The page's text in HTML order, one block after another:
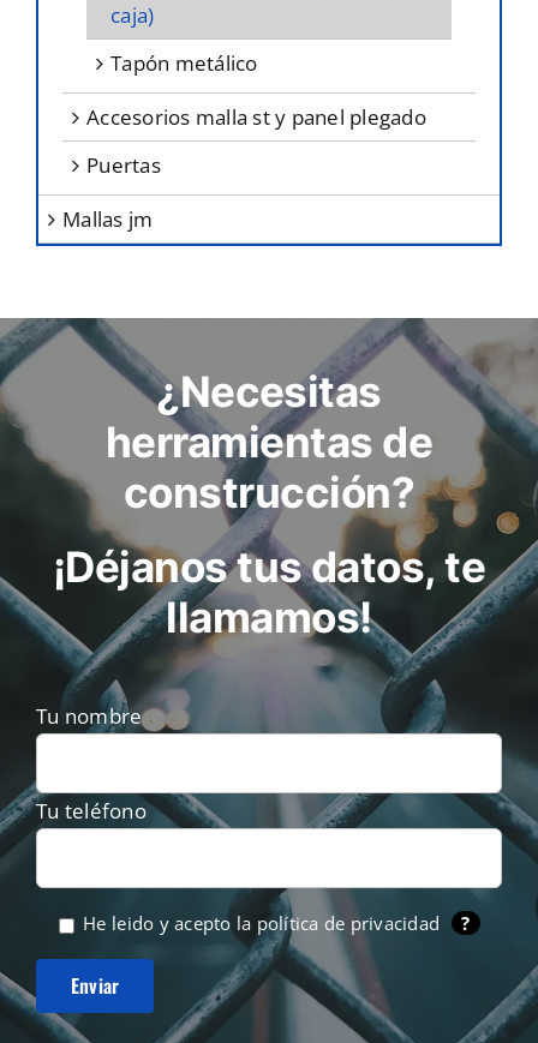
caja)
tapón metálico
accesorios malla st y panel plegado
puertas
mallas jm
¿Necesitas
herramientas de
construcción?
¡Déjanos tus datos, te
llamamos!
Tu nombre
Tu teléfono
He leido y acepto la política de privacidad ?